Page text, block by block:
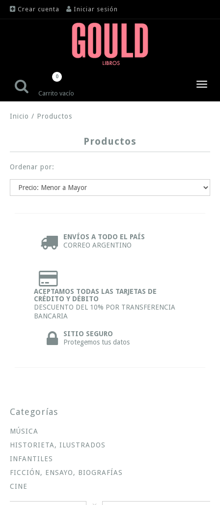
Crear cuenta Iniciar sesión
Carrito vacío
0
Inicio / Productos
Productos
Ordenar por:
ENVÍOS A TODO EL PAÍS
CORREO ARGENTINO
ACEPTAMOS TODAS LAS TARJETAS DE
CRÉDITO Y DÉBITO
DESCUENTO DEL 10% POR TRANSFERENCIA
BANCARIA
SITIO SEGURO
Protegemos tus datos
Categorías
MÚSICA
HISTORIETA, ILUSTRADOS
INFANTILES
FICCIÓN, ENSAYO, BIOGRAFÍAS
CINE